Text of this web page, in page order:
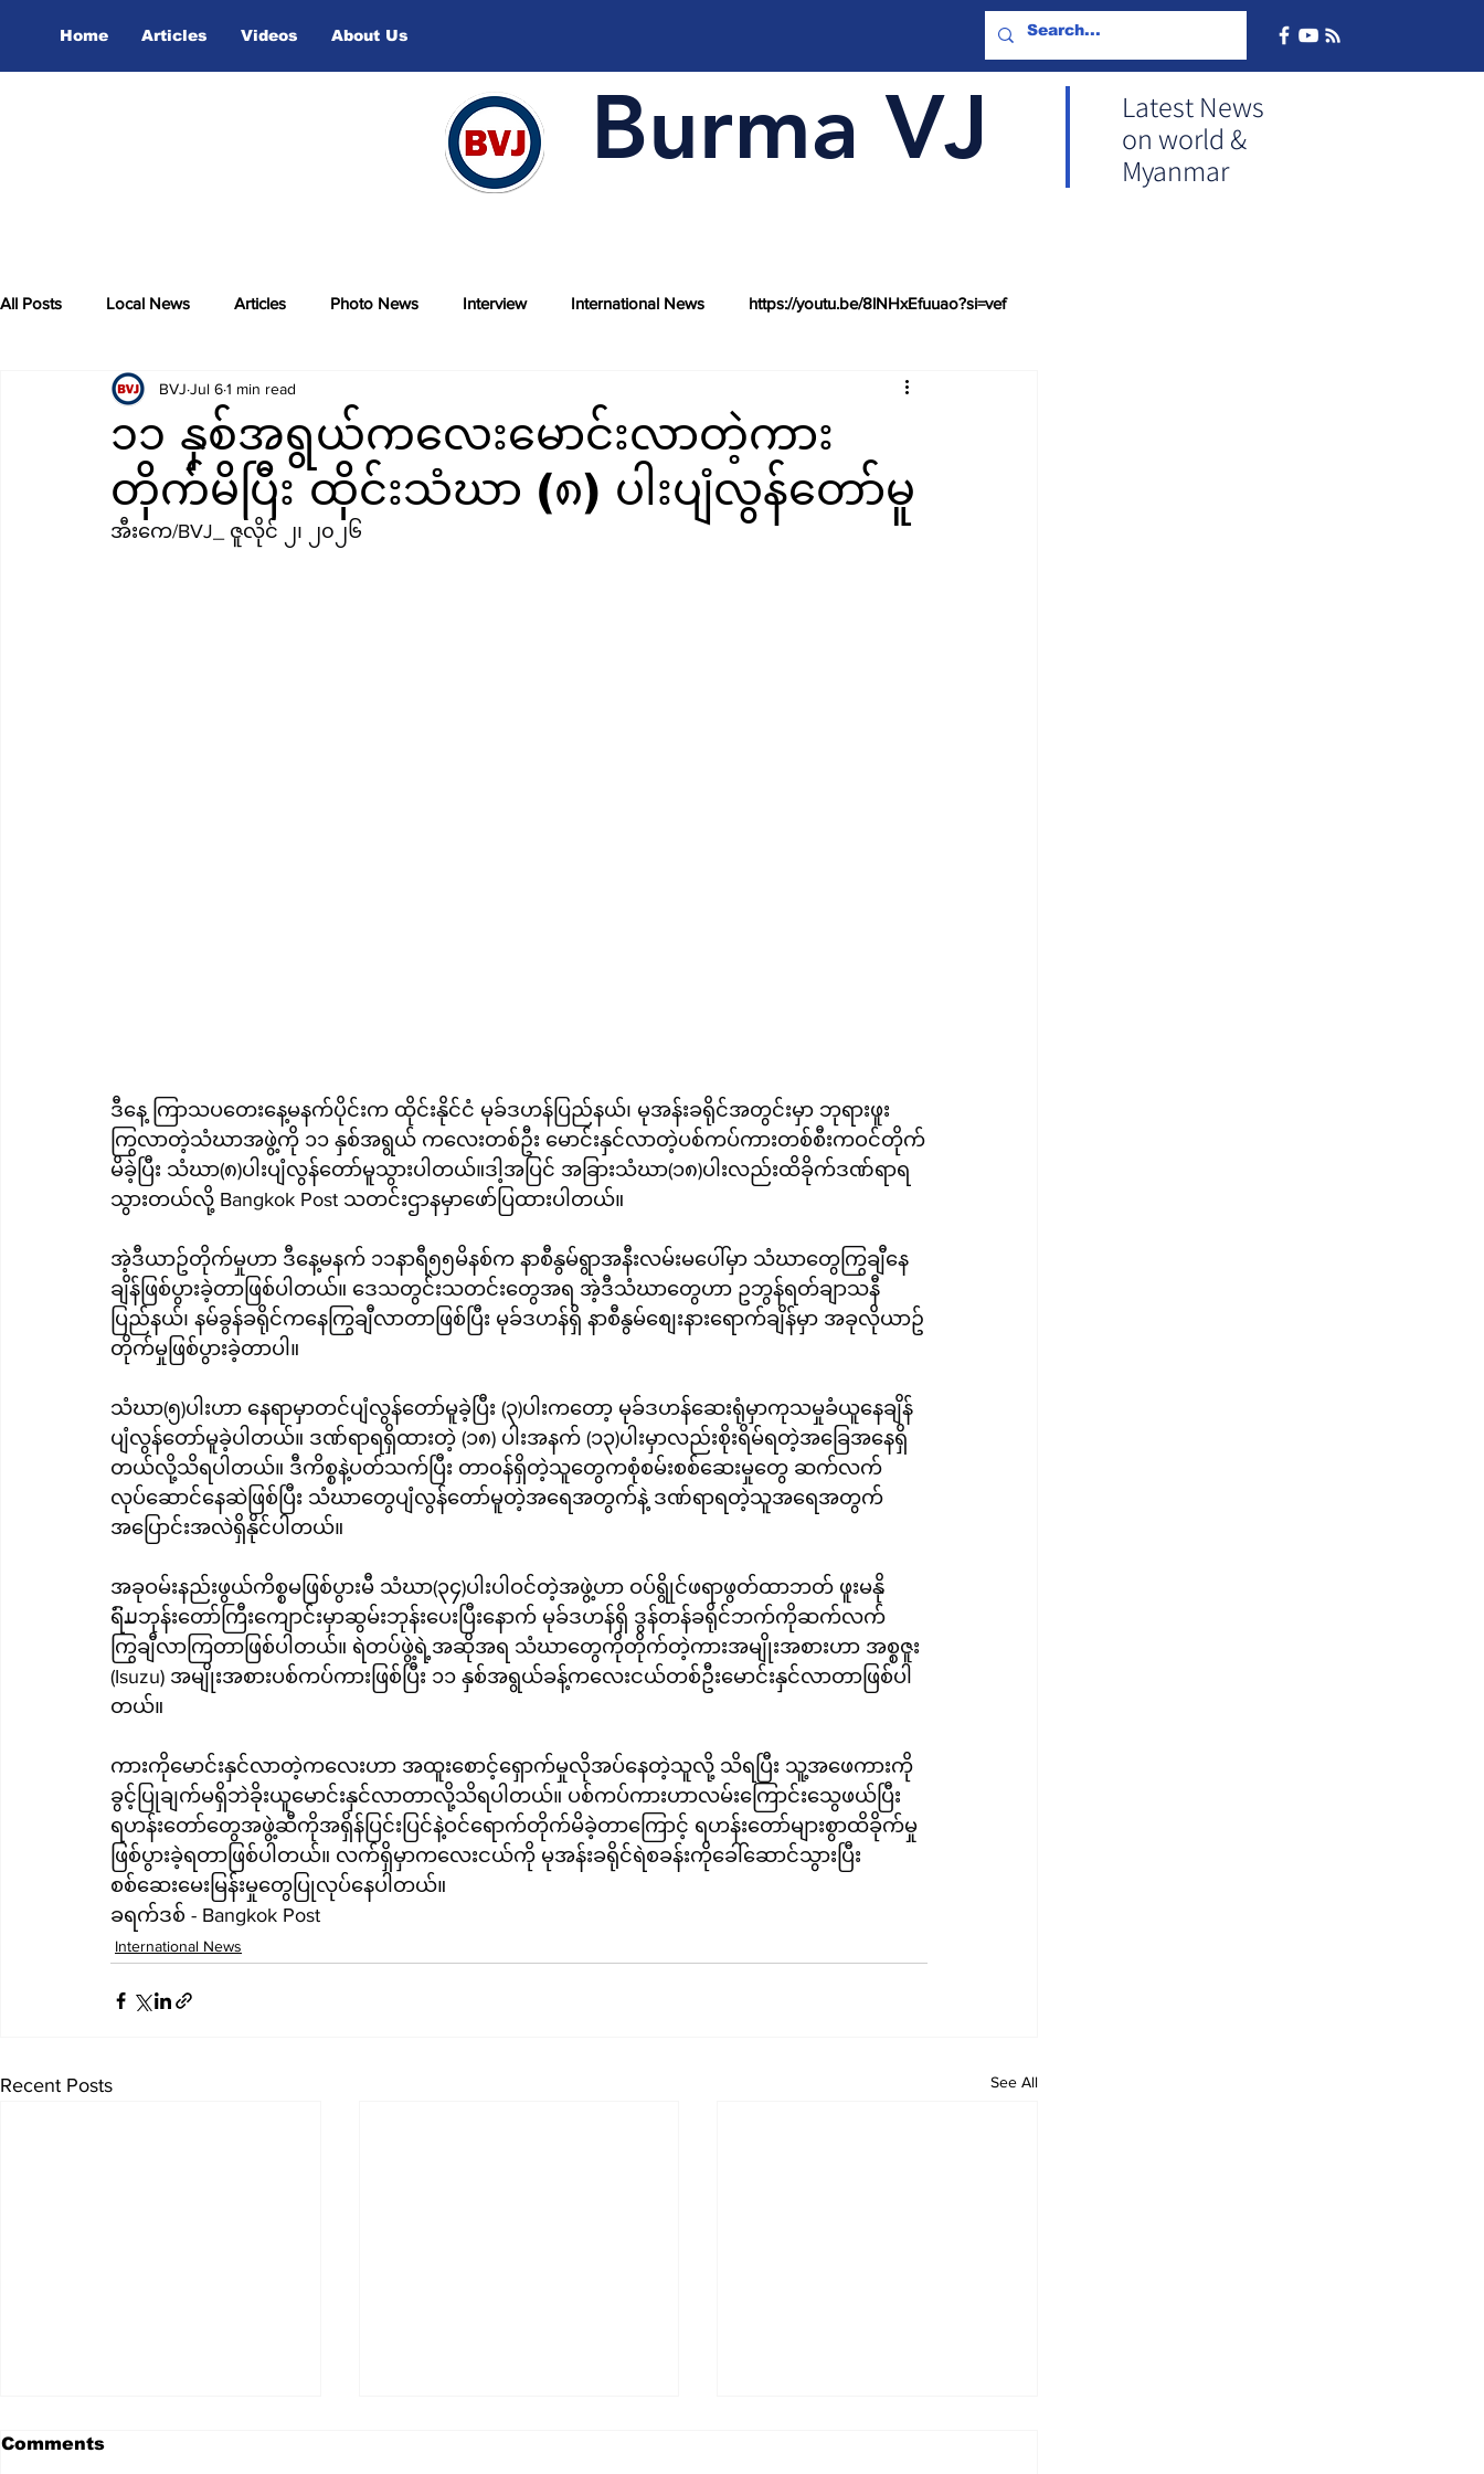
Home Articles Videos About Us
Burma VJ
Latest News
on world &
Myanmar
All Posts Local News Articles Photo News Interview International News https://youtu.be/8lNHxEfuuao?si=vef
Video
၁၁ နှစ်အရွယ်ကလေးမောင်းလာတဲ့ကား
တိုက်မိပြီး ထိုင်းသံဃာ (၈) ပါးပျံလွန်တော်မူ
BVJ Jul 61 min read
အီးကေ/BVJ_ ဇူလိုင် ၂၊ ၂၀၂၆
ဒီနေ့ ကြာသပတေးနေ့မနက်ပိုင်းက ထိုင်းနိုင်ငံ မုခ်ဒဟန်ပြည်နယ်၊ မုအန်းခရိုင်အတွင်းမှာ ဘုရားဖူး
ကြွလာတဲ့သံဃာအဖွဲ့ကို ၁၁ နှစ်အရွယ် ကလေးတစ်ဦး မောင်းနှင်လာတဲ့ပစ်ကပ်ကားတစ်စီးကဝင်တိုက်
မိခဲ့ပြီး သံဃာ(၈)ပါးပျံလွန်တော်မူသွားပါတယ်။ဒါ့အပြင် အခြားသံဃာ(၁၈)ပါးလည်းထိခိုက်ဒဏ်ရာရ
သွားတယ်လို့ Bangkok Post သတင်းဌာနမှာဖော်ပြထားပါတယ်။
အဲ့ဒီယာဥ်တိုက်မှုဟာ ဒီနေ့မနက် ၁၁နာရီ၅၅မိနစ်က နာစီနွမ်ရွာအနီးလမ်းမပေါ်မှာ သံဃာတွေကြွချီနေ
ချိန်ဖြစ်ပွားခဲ့တာဖြစ်ပါတယ်။ ဒေသတွင်းသတင်းတွေအရ အဲ့ဒီသံဃာတွေဟာ ဥဘွန်ရတ်ချာသနီ
ပြည်နယ်၊ နမ်ခွန်ခရိုင်ကနေကြွချီလာတာဖြစ်ပြီး မုခ်ဒဟန်ရှိ နာစီနွမ်စျေးနားရောက်ချိန်မှာ အခုလိုယာဥ်
တိုက်မှုဖြစ်ပွားခဲ့တာပါ။
သံဃာ(၅)ပါးဟာ နေရာမှာတင်ပျံလွန်တော်မူခဲ့ပြီး (၃)ပါးကတော့ မုခ်ဒဟန်ဆေးရုံမှာကုသမှုခံယူနေချိန်
ပျံလွန်တော်မူခဲ့ပါတယ်။ ဒဏ်ရာရရှိထားတဲ့ (၁၈) ပါးအနက် (၁၃)ပါးမှာလည်းစိုးရိမ်ရတဲ့အခြေအနေရှိ
တယ်လို့သိရပါတယ်။ ဒီကိစ္စနဲ့ပတ်သက်ပြီး တာဝန်ရှိတဲ့သူတွေကစုံစမ်းစစ်ဆေးမှုတွေ ဆက်လက်
လုပ်ဆောင်နေဆဲဖြစ်ပြီး သံဃာတွေပျံလွန်တော်မူတဲ့အရေအတွက်နဲ့ ဒဏ်ရာရတဲ့သူအရေအတွက်
အပြောင်းအလဲရှိနိုင်ပါတယ်။
အခုဝမ်းနည်းဖွယ်ကိစ္စမဖြစ်ပွားမီ သံဃာ(၃၄)ပါးပါဝင်တဲ့အဖွဲ့ဟာ ဝပ်ရွိုင်ဖရာဖွတ်ထာဘတ် ဖူးမနို
ရົມဘုန်းတော်ကြီးကျောင်းမှာဆွမ်းဘုန်းပေးပြီးနောက် မုခ်ဒဟန်ရှိ ဒွန်တန်ခရိုင်ဘက်ကိုဆက်လက်
ကြွချီလာကြတာဖြစ်ပါတယ်။ ရဲတပ်ဖွဲ့ရဲ့အဆိုအရ သံဃာတွေကိုတိုက်တဲ့ကားအမျိုးအစားဟာ အစ္စဇူး
(Isuzu) အမျိုးအစားပစ်ကပ်ကားဖြစ်ပြီး ၁၁ နှစ်အရွယ်ခန့်ကလေးငယ်တစ်ဦးမောင်းနှင်လာတာဖြစ်ပါ
တယ်။
ကားကိုမောင်းနှင်လာတဲ့ကလေးဟာ အထူးစောင့်ရှောက်မှုလိုအပ်နေတဲ့သူလို့ သိရပြီး သူ့အဖေကားကို
ခွင့်ပြုချက်မရှိဘဲခိုးယူမောင်းနှင်လာတာလို့သိရပါတယ်။ ပစ်ကပ်ကားဟာလမ်းကြောင်းသွေဖယ်ပြီး
ရဟန်းတော်တွေအဖွဲ့ဆီကိုအရှိန်ပြင်းပြင်နဲ့ဝင်ရောက်တိုက်မိခဲ့တာကြောင့် ရဟန်းတော်များစွာထိခိုက်မှု
ဖြစ်ပွားခဲ့ရတာဖြစ်ပါတယ်။ လက်ရှိမှာကလေးငယ်ကို မုအန်းခရိုင်ရဲစခန်းကိုခေါ်ဆောင်သွားပြီး
စစ်ဆေးမေးမြန်းမှုတွေပြုလုပ်နေပါတယ်။
ခရက်ဒစ် - Bangkok Post
International News
Recent Posts See All
Comments